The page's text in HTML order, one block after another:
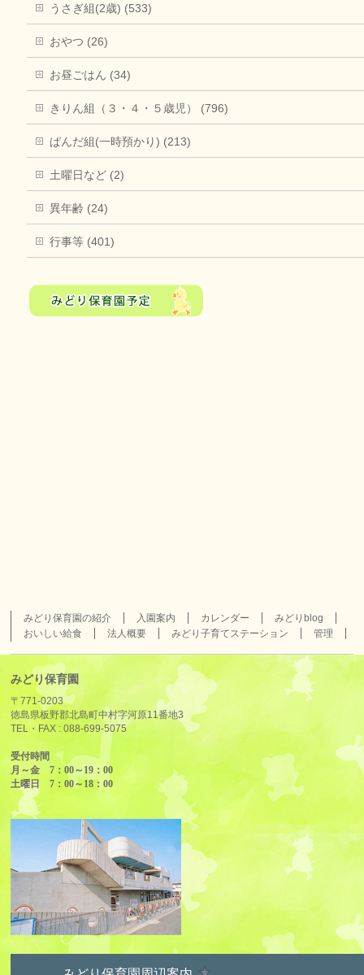
うさぎ組(2歳) (533)
おやつ (26)
お昼ごはん (34)
きりん組（３・４・５歳児） (796)
ぱんだ組(一時預かり) (213)
土曜日など (2)
異年齢 (24)
行事等 (401)
みどり保育園の紹介 入園案内 カレンダー
みどりblog
おいしい給食
法人概要 みどり子育てステーション 管理
みどり保育園
〒771-0203
徳島県板野郡北島町中村字河原11番地3
TEL・FAX :088-699-5075
受付時間
月～金 7：00～19：00
土曜日 7：00～18：00